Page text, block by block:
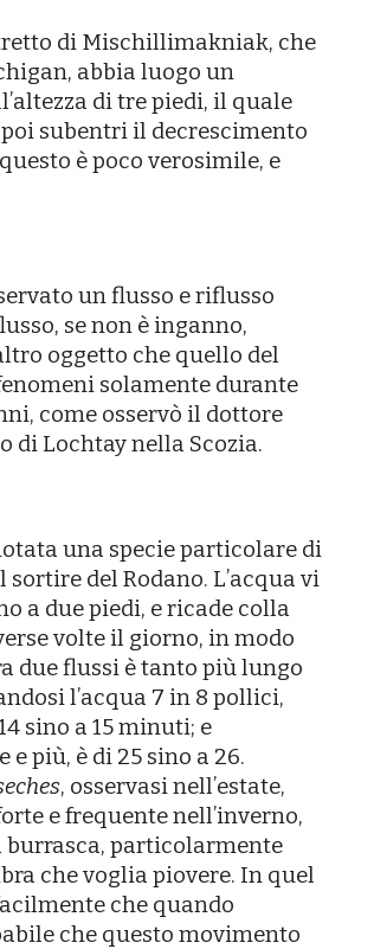
di Mischillimakniak, che
abbia luogo un
di tre piedi, il quale
subentri il decrescimento
è poco verosimile, e
un flusso e riflusso
se non è inganno,
oggetto che quello del
solamente durante
come osservò il dottore
di Lochtay nella Scozia.
una specie particolare di
del Rodano. Lʼacqua vi
a due piedi, e ricade colla
volte il giorno, in modo
due flussi è tanto più lungo
lʼacqua 7 in 8 pollici,
sino a 15 minuti; e
e più, è di 25 sino a 26.
, osservasi nellʼestate,
e frequente nellʼinverno,
particolarmente
che voglia piovere. In quel
che quando
che questo movimento